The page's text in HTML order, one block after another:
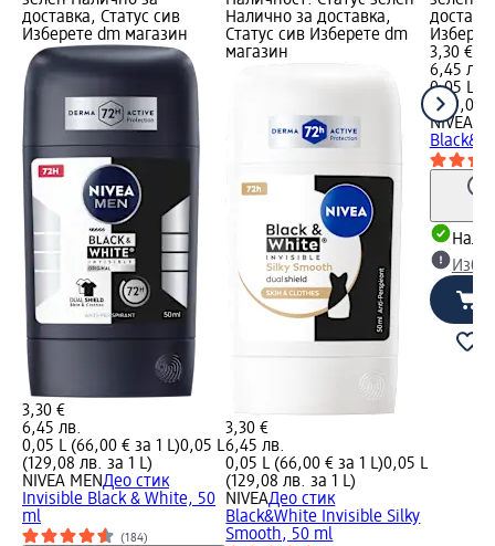
доставка, Статус сив
Изберете dm магазин
3,30 €
6,45 лв.
0,05 L (66,00 € за 1 L)0,05 L
(129,08 лв. за 1 L)
NIVEA MENДео стик
Invisible Black & White, 50
ml
(184)
Налично за доставка,
Статус сив Изберете dm
магазин
3,30 €
6,45 лв.
0,05 L (66,00 € за 1 L)0,05 L
(129,08 лв. за 1 L)
NIVEAДео стик
Black&White Invisible Silky
Smooth, 50 ml
3,30 €
6,45 лв.
0,05 L
(129,08
NIVEA